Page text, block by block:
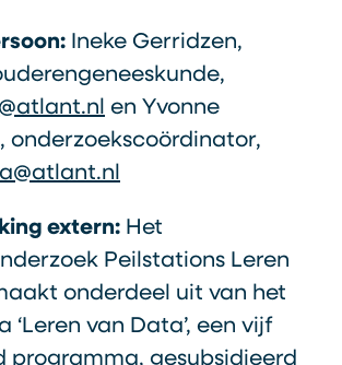
Ineke Gerridzen,
en Yvonne
onderzoekscoördinator,
extern: Het
Peilstations Leren
onderdeel uit van het
‘Leren van Data’, een vijf
programma, gesubsidieerd